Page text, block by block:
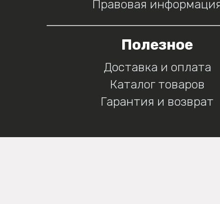
Правовая
Полезное
Доставка и оплата
Каталог товаров
Гарантия и возврат